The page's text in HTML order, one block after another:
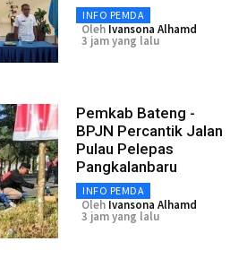
INFO PEMDA
Oleh Ivansona Alhamd
3 jam yang lalu
Pemkab Bateng -
BPJN Percantik Jalan
Pulau Pelepas
Pangkalanbaru
INFO PEMDA
Oleh Ivansona Alhamd
3 jam yang lalu